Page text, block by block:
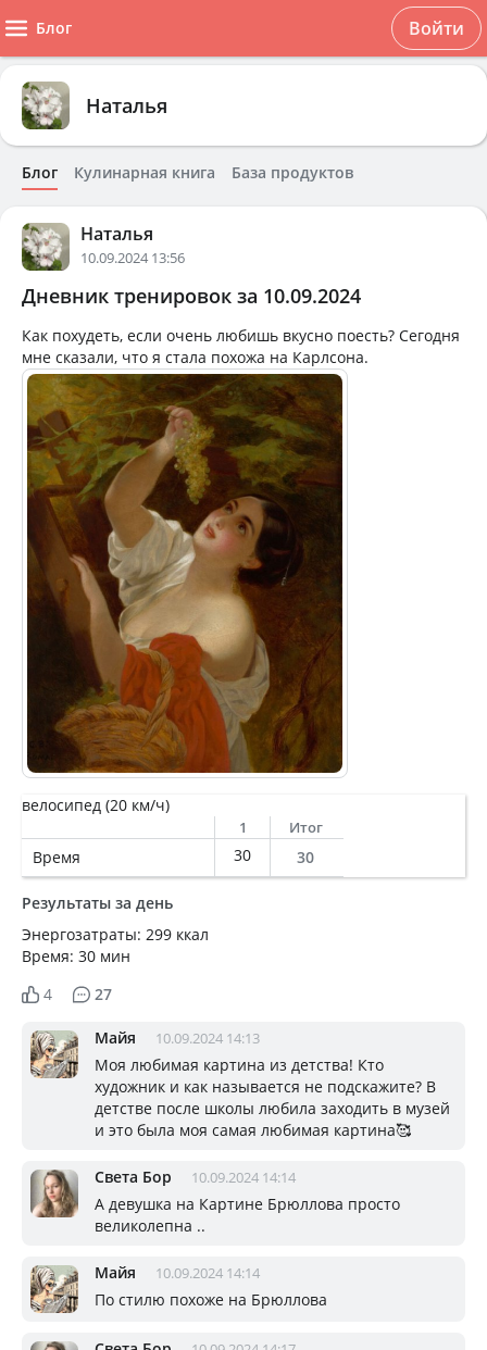
Блог Войти
Наталья
Блог Кулинарная книга База продуктов
Наталья
10.09.2024 13:56
Дневник тренировок за 10.09.2024
Как похудеть, если очень любишь вкусно поесть? Сегодня
мне сказали, что я стала похожа на Карлсона.
велосипед (20 км/ч)
1 Итог
Время 30 30
Результаты за день
Энергозатраты: 299 ккал
Время: 30 мин
4
27
Майя 10.09.2024 14:13
Моя любимая картина из детства! Кто
художник и как называется не подскажите? В
детстве после школы любила заходить в музей
и это была моя самая любимая картина🥰
Света Бор 10.09.2024 14:14
А девушка на Картине Брюллова просто
великолепна ..
Майя 10.09.2024 14:14
По стилю похоже на Брюллова